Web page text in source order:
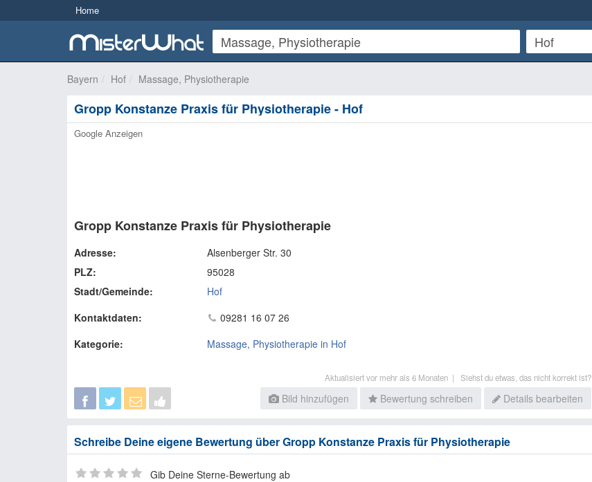
Home
Bayern Hof Massage, Physiotherapie
Gropp Konstanze Praxis für Physiotherapie - Hof
Google Anzeigen
Gropp Konstanze Praxis für Physiotherapie
Adresse:
Alsenberger Str. 30
PLZ:
95028
Stadt/Gemeinde:
Hof
Kontaktdaten:
09281 16 07 26
Kategorie:
Massage, Physiotherapie in Hof
Aktualisiert vor mehr als 6 Monaten | Siehst du etwas, das nicht korrekt ist?
Bild hinzufügen Bewertung schreiben Details bearbeiten
Schreibe Deine eigene Bewertung über Gropp Konstanze Praxis für Physiotherapie
Gib Deine Sterne-Bewertung ab